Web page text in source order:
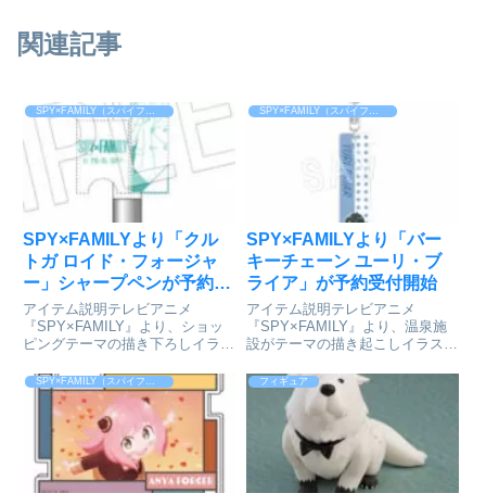
関連記事
SPY×FAMILYより「クル
トガ ロイド・フォージャ
ー」シャープペンが予約受
付開始
アイテム説明テレビアニメ
『SPY×FAMILY』より、ショッ
ピングテーマの描き下ろしイラス
ペン)の登場です。SPY×FAMILY
クルトガ ロイド・フォージャー
©遠藤達哉／集英社colleizeで探
SPY×FAMILYより「バー
キーチェーン ユーリ・ブ
ライア」が予約受付開始
アイテム説明テレビアニメ
『SPY×FAMILY』より、温泉施
設がテーマの描き起こしイラスト
す。※2022年7月に先行販売した
商品となりますSPY×FAMILY バ
ーキーチェーン ユーリ・ブライ
ア©遠藤達哉／集英社...
フィギュア